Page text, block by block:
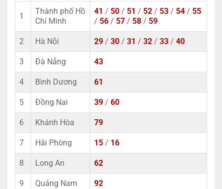
1
Thành phố Hồ
Chí Minh
41 / 50 / 51 / 52 / 53 / 54 / 55
/ 56 / 57 / 58 / 59
2 Hà Nội 29 / 30 / 31 / 32 / 33 / 40
3 Đà Nẵng 43
4 Bình Dương 61
5 Đồng Nai 39 / 60
6 Khánh Hòa 79
7 Hải Phòng 15 / 16
8 Long An 62
9 Quảng Nam 92